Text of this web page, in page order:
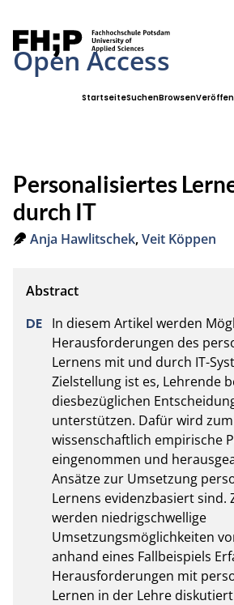
Open Access
StartseiteSuchenBrowsen
Personalisiertes
durch IT
Anja Hawlitschek,Veit Köppen
In diesem Artikel werden
Herausforderungen des
Lernens mit und durch IT-
Zielstellung ist es, Lehrende
diesbezüglichen
unterstützen. Dafür wird
wissenschaftlich empirische
eingenommen und
Ansätze zur Umsetzung
Lernens evidenzbasiert sind.
werden niedrigschwellige
Umsetzungsmöglichkeiten
anhand eines Fallbeispiels
Herausforderungen mit
Lernen in der Lehre